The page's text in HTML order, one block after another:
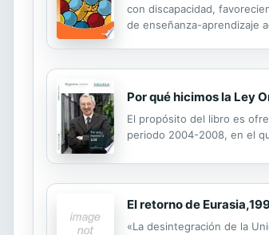
con discapacidad,
de enseñanza-aprendizaje
Por qué hicimos la Ley
El propósito del libro es
periodo 2004-2008, en el
El retorno de
«La desintegración de la